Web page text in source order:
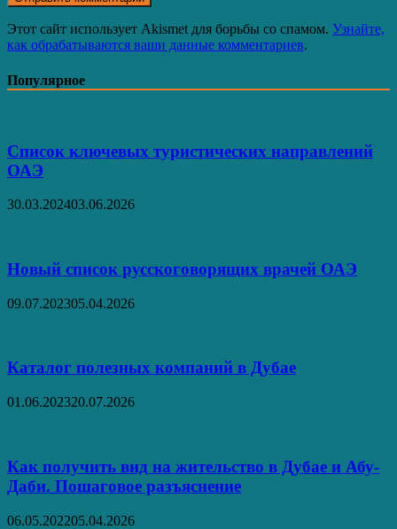
Этот сайт использует Akismet для борьбы со спамом. Узнайте,
как обрабатываются ваши данные комментариев.
Популярное
Список ключевых туристических направлений
ОАЭ
30.03.202403.06.2026
Новый список русскоговорящих врачей ОАЭ
09.07.202305.04.2026
Каталог полезных компаний в Дубае
01.06.202320.07.2026
Как получить вид на жительство в Дубае и Абу-
Даби. Пошаговое разъяснение
06.05.202205.04.2026